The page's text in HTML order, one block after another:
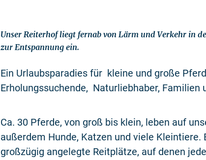
Unser Reiterhof liegt fernab von Lärm und Verkehr in
zur Entspannung ein.
Ein Urlaubsparadies für kleine und große
Erholungssuchende, Naturliebhaber, Familien
Ca. 30 Pferde, von groß bis klein, leben auf
außerdem Hunde, Katzen und viele
großzügig angelegte Reitplätze, auf denen